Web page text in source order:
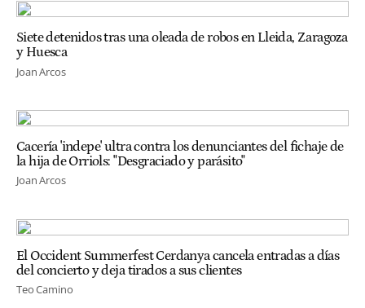
Siete detenidos tras una oleada de robos en Lleida, Zaragoza
y Huesca
Joan Arcos
Cacería 'indepe' ultra contra los denunciantes del fichaje de
la hija de Orriols: "Desgraciado y parásito"
Joan Arcos
El Occident Summerfest Cerdanya cancela entradas a días
del concierto y deja tirados a sus clientes
Teo Camino